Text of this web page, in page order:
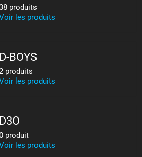
produits
les produits
D-BOYS
produits
les produits
D3O
produit
les produits